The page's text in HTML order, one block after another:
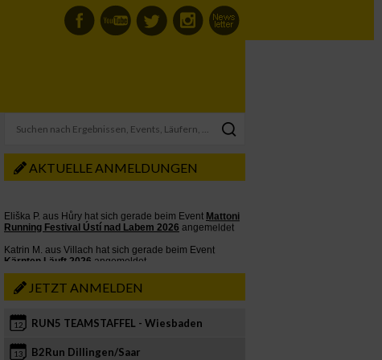
AKTUELLE ANMELDUNGEN
JETZT ANMELDEN
12 RUN5 TEAMSTAFFEL - Wiesbaden
13 B2Run Dillingen/Saar